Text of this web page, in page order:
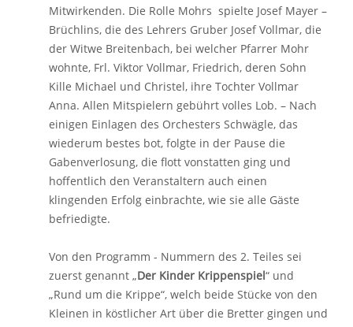
Mitwirkenden. Die Rolle Mohrs spielte Josef Mayer –
Brüchlins, die des Lehrers Gruber Josef Vollmar, die
der Witwe Breitenbach, bei welcher Pfarrer Mohr
wohnte, Frl. Viktor Vollmar, Friedrich, deren Sohn
Kille Michael und Christel, ihre Tochter Vollmar
Anna. Allen Mitspielern gebührt volles Lob. – Nach
einigen Einlagen des Orchesters Schwägle, das
wiederum bestes bot, folgte in der Pause die
Gabenverlosung, die flott vonstatten ging und
hoffentlich den Veranstaltern auch einen
klingenden Erfolg einbrachte, wie sie alle Gäste
befriedigte.
Von den Programm - Nummern des 2. Teiles sei
zuerst genannt „Der Kinder Krippenspiel“ und
„Rund um die Krippe“, welch beide Stücke von den
Kleinen in köstlicher Art über die Bretter gingen und